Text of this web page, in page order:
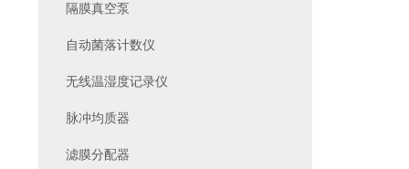
隔膜真空泵
自动菌落计数仪
无线温湿度记录仪
脉冲均质器
滤膜分配器